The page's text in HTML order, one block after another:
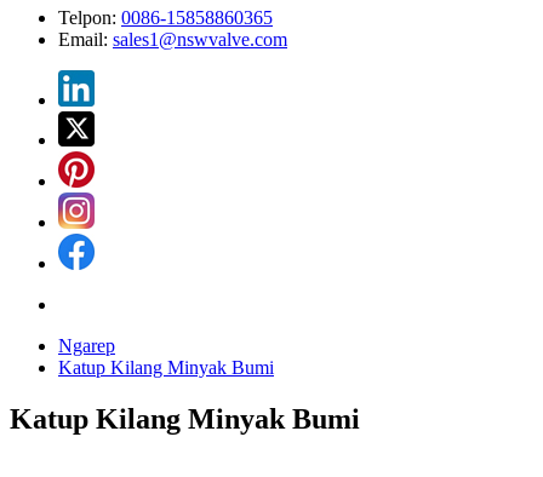
Telpon: 0086-15858860365
Email: sales1@nswvalve.com
Ngarep
Katup Kilang Minyak Bumi
Katup Kilang Minyak Bumi